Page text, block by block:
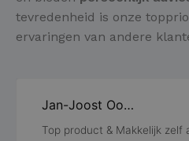
tevredenheid is onze
ervaringen van andere